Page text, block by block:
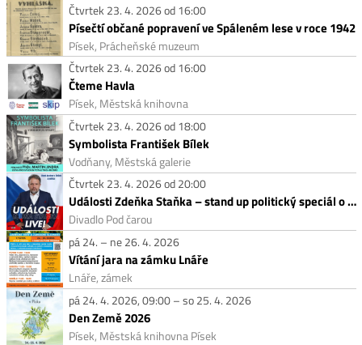
Čtvrtek 23. 4. 2026 od 16:00
Písečtí občané popravení ve Spáleném lese v roce 1942
Písek, Prácheňské muzeum
Čtvrtek 23. 4. 2026 od 16:00
Čteme Havla
Písek, Městská knihovna
Čtvrtek 23. 4. 2026 od 18:00
Symbolista František Bílek
Vodňany, Městská galerie
Čtvrtek 23. 4. 2026 od 20:00
Události Zdeňka Staňka – stand up politický speciál o Češích a politice
Divadlo Pod čarou
pá 24. – ne 26. 4. 2026
Vítání jara na zámku Lnáře
Lnáře, zámek
pá 24. 4. 2026, 09:00 – so 25. 4. 2026
Den Země 2026
Písek, Městská knihovna Písek